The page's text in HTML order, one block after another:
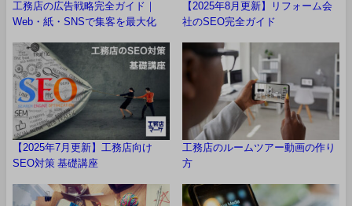
工務店の広告戦略完全ガイド｜
Web・紙・SNSで集客を最大化
【2025年8月更新】リフォーム会
社のSEO完全ガイド
【2025年7月更新】工務店向け
SEO対策 基礎講座
工務店のルームツアー動画の作り
方